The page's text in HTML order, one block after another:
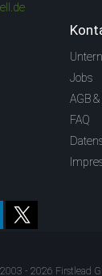
Jobs
AGB
FAQ
- 2026 Firstlead